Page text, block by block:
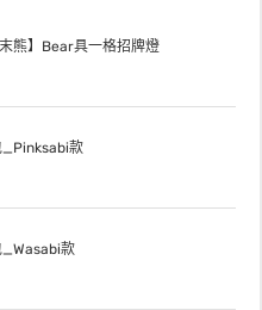
熊】Bear具一格招牌燈
_Pinksabi款
_Wasabi款